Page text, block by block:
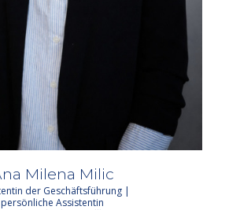
Milena Milic
der Geschäftsführung |
persönliche Assistentin